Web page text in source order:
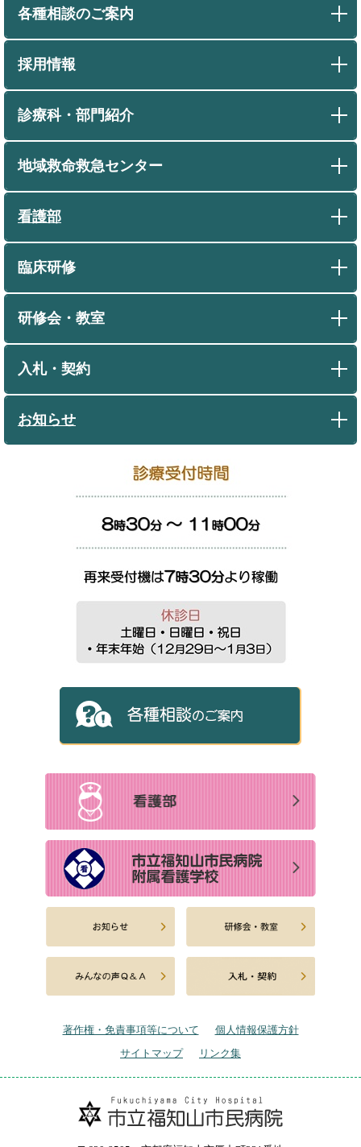
各種相談のご案内
採用情報
診療科・部門紹介
地域救命救急センター
看護部
臨床研修
研修会・教室
入札・契約
お知らせ
著作権・免責事項等について
個人情報保護方針
サイトマップ
リンク集